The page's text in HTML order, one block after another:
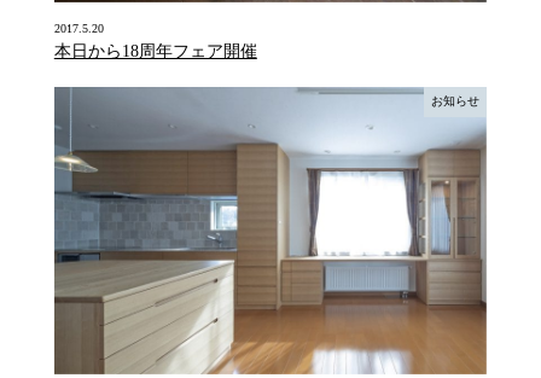
2017.5.20
本日から18周年フェア開催
お知らせ